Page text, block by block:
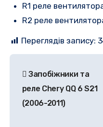
R1 реле
R2 реле
Переглядів запису:
записів
Запобіжники та
реле Chery QQ 6 S21
(2006-2011)